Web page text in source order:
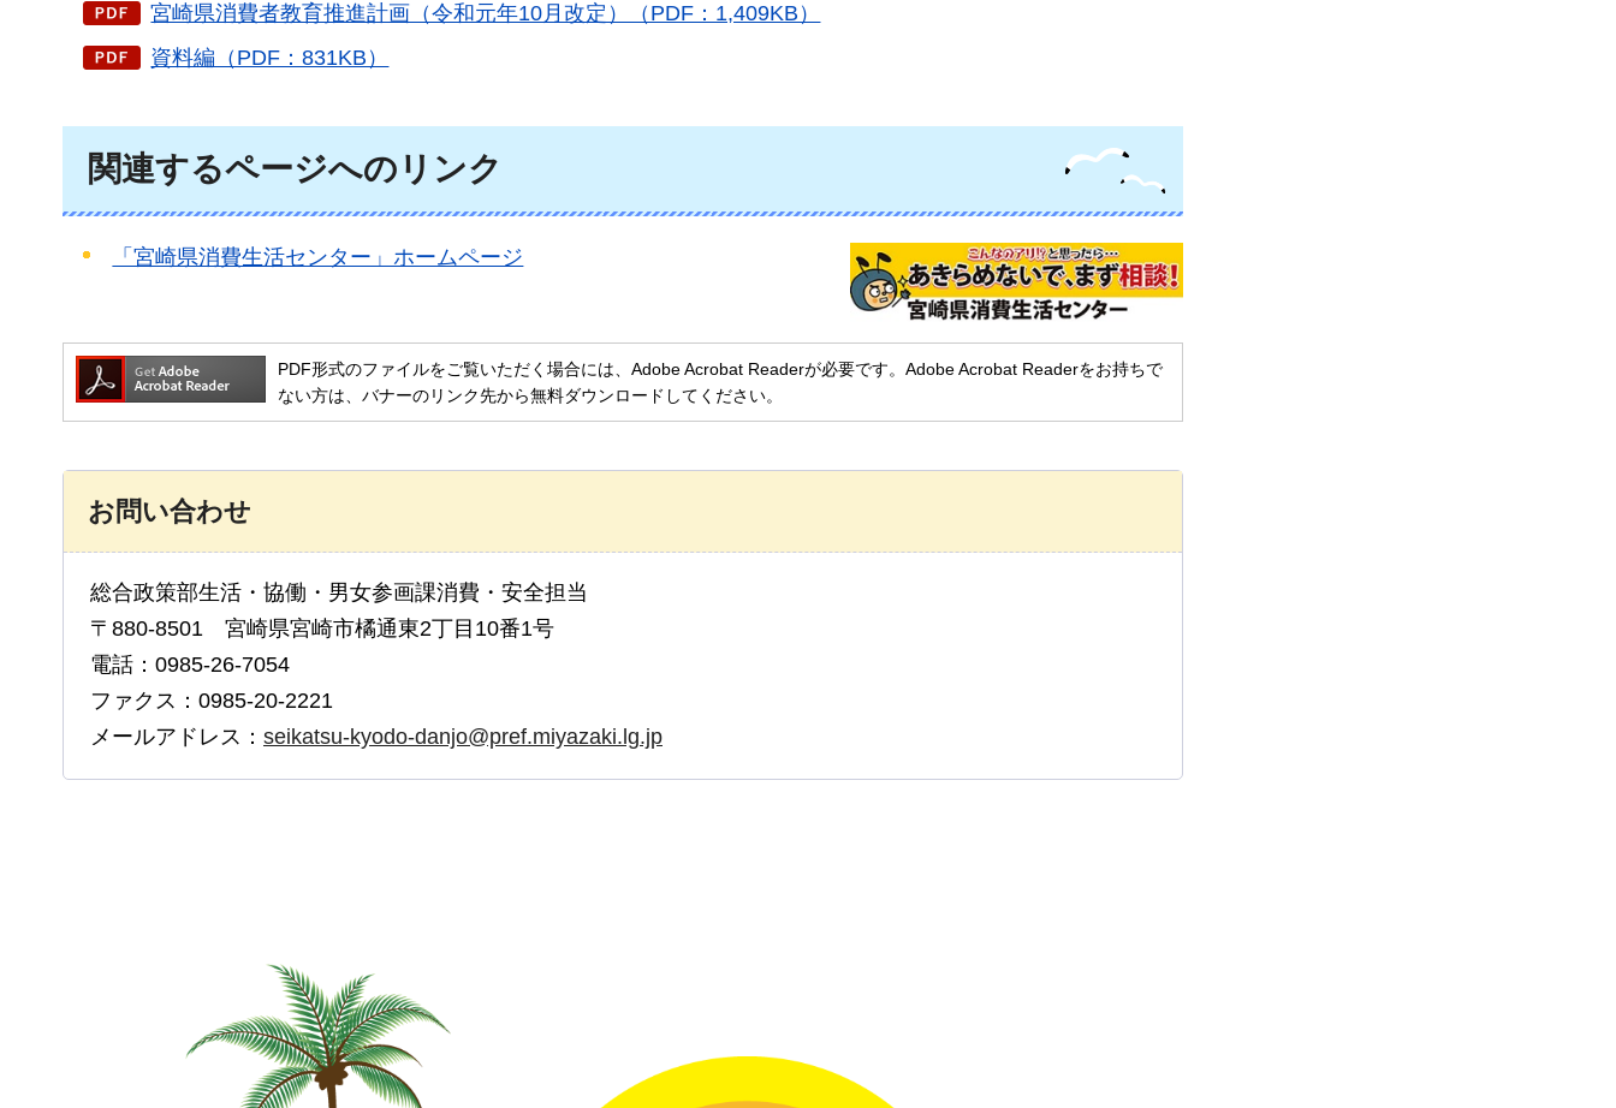
宮崎県消費者教育推進計画（令和元年10月改定）（PDF：1,409KB）
資料編（PDF：831KB）
関連するページへのリンク
「宮崎県消費生活センター」ホームページ
PDF形式のファイルをご覧いただく場合には、Adobe Acrobat Readerが必要です。Adobe Acrobat Readerをお持ちで
ない方は、バナーのリンク先から無料ダウンロードしてください。
お問い合わせ
総合政策部生活・協働・男女参画課消費・安全担当
〒880-8501 宮崎県宮崎市橘通東2丁目10番1号
電話：0985-26-7054
ファクス：0985-20-2221
メールアドレス： seikatsu-kyodo-danjo@pref.miyazaki.lg.jp